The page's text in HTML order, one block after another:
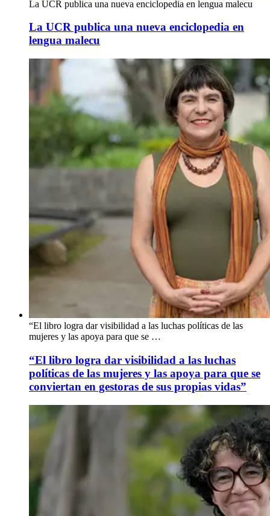
La UCR publica una nueva enciclopedia en lengua malecu
La UCR publica una nueva enciclopedia en
lengua malecu
“El libro logra dar visibilidad a las luchas políticas de las
mujeres y las apoya para que se …
“El libro logra dar visibilidad a las luchas
políticas de las mujeres y las apoya para que se
conviertan en gestoras de sus propias vidas”